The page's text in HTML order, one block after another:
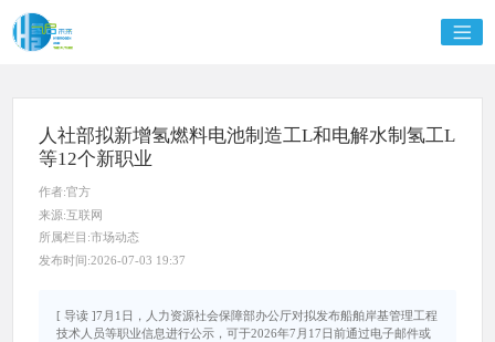
人社部拟新增氢燃料电池制造工L和电解水制氢工L
等12个新职业
作者:官方
来源:互联网
所属栏目:市场动态
发布时间:2026-07-03 19:37
[ 导读 ]7月1日，人力资源社会保障部办公厅对拟发布船舶岸基管理工程
技术人员等职业信息进行公示，可于2026年7月17日前通过电子邮件或